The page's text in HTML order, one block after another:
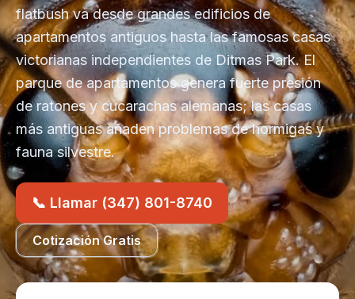
flatbush va desde grandes edificios de
apartamentos antiguos hasta las famosas casas
victorianas independientes de Ditmas Park. El
parque de apartamentos genera fuerte presión
de ratones y cucarachas alemanas; las casas
más antiguas añaden problemas de hormigas y
fauna silvestre.
📞 Llamar (347) 801-8740
Cotización Gratis